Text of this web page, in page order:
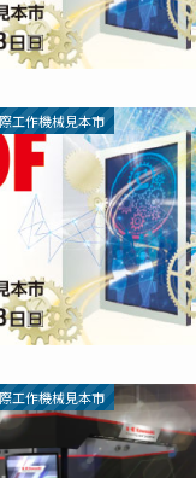
工作機械見本市
工作機械見本市